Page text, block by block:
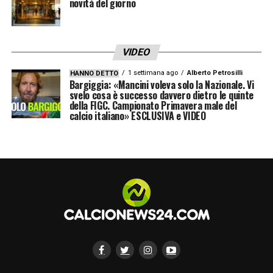
Grande vittoria!!! Fino alla fine!!! Avanti
pic.twitter.com/aRVV6OKcoh
— Giorgio Chiellini (@chiellini)January
27, 2019
important thing is that you gave it all
#FINOALLAFINE
#SerieATim
pic.twitter.com/Mpy7hdcaou
— Federico Bernardeschi
novità del giorno
VIDEO
HANNO DETTO 1 settimana ago Alberto Petrosilli
Bargiggia: «Mancini voleva solo la Nazionale. Vi
svelo cosa è successo davvero dietro le quinte
della FIGC. Campionato Primavera male del
calcio italiano» ESCLUSIVA e VIDEO